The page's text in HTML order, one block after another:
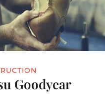
Goodyear